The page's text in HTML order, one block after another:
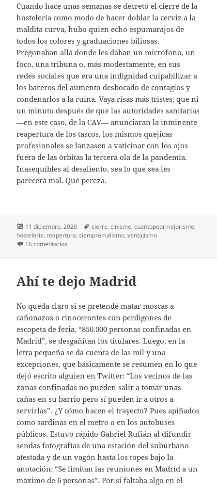
Cuando hace unas semanas se decretó el cierre de la
hostelería como modo de hacer doblar la cerviz a la
maldita curva, hubo quien echó espumarajos de
todos los colores y graduaciones biliosas.
Pregonaban allá donde les daban un micrófono, un
foco, una tribuna o, más modestamente, en sus
redes sociales que era una indignidad culpabilizar a
los bareros del aumento desbocado de contagios y
condenarlos a la ruina. Vaya risas más tristes, que ni
un minuto después de que las autoridades sanitarias
—en este caso, de la CAV— anunciaran la inminente
reapertura de los tascos, los mismos quejicas
profesionales se lanzasen a vaticinar con los ojos
fuera de las órbitas la tercera ola de la pandemia.
Inasequibles al desaliento, sea lo que sea les
parecerá mal. Qué pereza.
Publicado
el
11 diciembre, 2020 Etiquetas
cierre,cinismo,cuantopeormejorismo,
hostelería, reapertura,siempremalismo,ventajismo
16 comentarios
Ahí te dejo Madrid
No queda claro si se pretende matar moscas a
cañonazos o rinocerontes con perdigones de
escopeta de feria. “850.000 personas confinadas en
Madrid”, se desgañitan los titulares. Luego, en la
letra pequeña se da cuenta de las mil y una
excepciones, que básicamente se resumen en lo que
dejó escrito alguien en Twitter: “Los vecinos de las
zonas confinadas no pueden salir a tomar unas
cañas en su barrio pero sí pueden ir a otros a
servirlas”. ¿Y cómo hacen el trayecto? Pues apiñados
como sardinas en el metro o en los autobuses
públicos. Estuvo rápido Gabriel Rufián al difundir
sendas fotografías de una estación del suburbano
atestada y de un vagón hasta los topes bajo la
anotación: “Se limitan las reuniones en Madrid a un
máximo de 6 personas”. Por si faltaba algo en el